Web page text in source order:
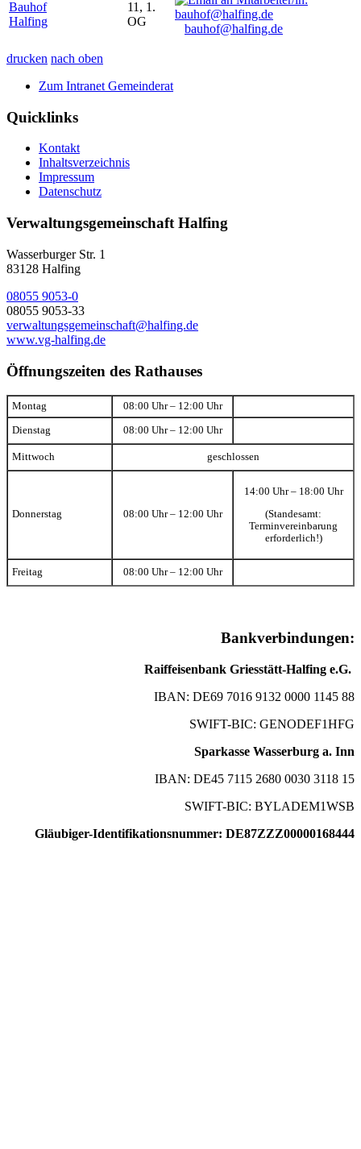
Bauhof
Halfing
11, 1.
OG
bauhof@halfing.de
drucken nach oben
Zum Intranet Gemeinderat
Quicklinks
Kontakt
Inhaltsverzeichnis
Impressum
Datenschutz
Verwaltungsgemeinschaft Halfing
Wasserburger Str. 1
83128 Halfing
08055 9053-0
08055 9053-33
verwaltungsgemeinschaft@halfing.de
www.vg-halfing.de
Öffnungszeiten des Rathauses
Montag 08:00 Uhr – 12:00 Uhr
Dienstag 08:00 Uhr – 12:00 Uhr
Mittwoch geschlossen
Donnerstag 08:00 Uhr – 12:00 Uhr
14:00 Uhr – 18:00 Uhr
(Standesamt:
Terminvereinbarung
erforderlich!)
Freitag 08:00 Uhr – 12:00 Uhr
Bankverbindungen:
Raiffeisenbank Griesstätt-Halfing e.G.
IBAN: DE69 7016 9132 0000 1145 88
SWIFT-BIC: GENODEF1HFG
Sparkasse Wasserburg a. Inn
IBAN: DE45 7115 2680 0030 3118 15
SWIFT-BIC: BYLADEM1WSB
Gläubiger-Identifikationsnummer: DE87ZZZ00000168444